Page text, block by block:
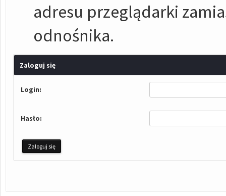
adresu przeglądarki
odnośnika.
Zaloguj się
Login:
Hasło: